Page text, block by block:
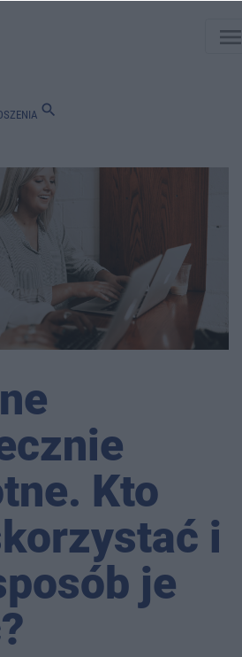
search
Kto
i
je